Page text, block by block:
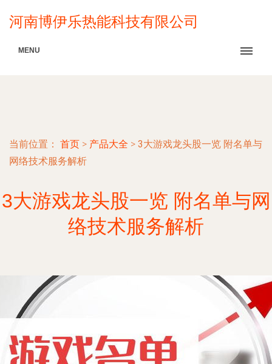
河南博伊乐热能科技有限公司
MENU
当前位置： 首页 > 产品大全 > 3大游戏龙头股一览 附名单与
网络技术服务解析
3大游戏龙头股一览 附名单与网
络技术服务解析